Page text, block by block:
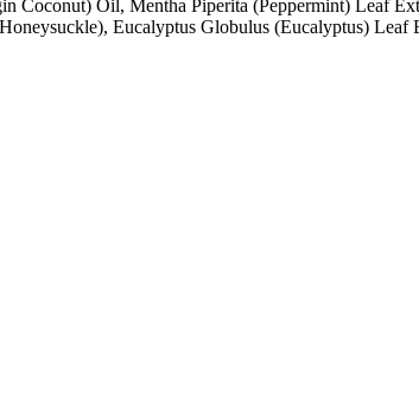
Oil, Mentha Piperita (Peppermint) Leaf
Eucalyptus Globulus (Eucalyptus) Leaf